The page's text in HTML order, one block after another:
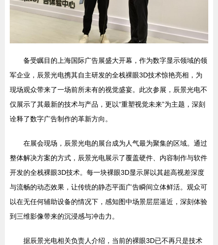
备受瞩目的上海国际广告展盛大开幕，作为数字显示领域的领
军企业，辰景光电携其自主研发的全栈裸眼3D技术惊艳亮相，为
现场观众带来了一场前所未有的视觉盛宴。此次参展，辰景光电不
仅展示了其最新的技术与产品，更以“重塑视觉未来”为主题，深刻
诠释了数字广告制作的革新方向。
在展会现场，辰景光电的展台成为人气最为聚集的区域。通过
整体解决方案的方式，辰景光电展示了覆盖硬件、内容制作与软件
开发的全栈裸眼3D技术。每一块裸眼3D显示屏以其超高视差深度
与流畅的动态效果，让传统的静态平面广告瞬间立体鲜活。观众可
以在无任何辅助设备的情况下，感知图中场景层层逼近，深刻体验
到三维影像带来的沉浸感与冲击力。
据辰景光电相关负责人介绍，当前的裸眼3D已不再只是技术